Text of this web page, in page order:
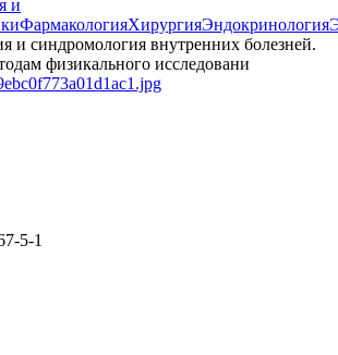
и
ФармакологияХирургияЭндокринология
и синдромология внутренних болезней.
физикального исследовани
5-1